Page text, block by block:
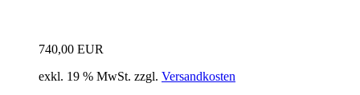
740,00 EUR
exkl. 19 % MwSt. zzgl. Versandkosten